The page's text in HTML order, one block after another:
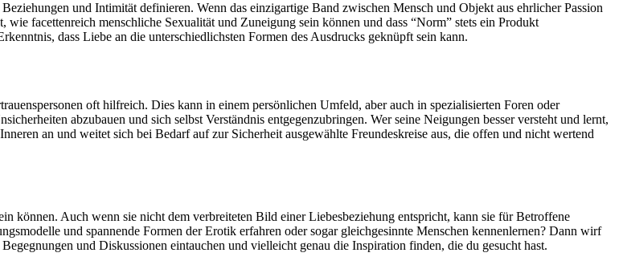
und Intimität definieren. Wenn das einzigartige Band zwischen Mensch und Objekt aus ehrlicher Passion
facettenreich menschliche Sexualität und Zuneigung sein können und dass “Norm” stets ein Produkt
dass Liebe an die unterschiedlichsten Formen des Ausdrucks geknüpft sein kann.
oft hilfreich. Dies kann in einem persönlichen Umfeld, aber auch in spezialisierten Foren oder
abzubauen und sich selbst Verständnis entgegenzubringen. Wer seine Neigungen besser versteht und lernt,
an und weitet sich bei Bedarf auf zur Sicherheit ausgewählte Freundeskreise aus, die offen und nicht wertend
können. Auch wenn sie nicht dem verbreiteten Bild einer Liebesbeziehung entspricht, kann sie für Betroffene
und spannende Formen der Erotik erfahren oder sogar gleichgesinnte Menschen kennenlernen? Dann wirf
und Diskussionen eintauchen und vielleicht genau die Inspiration finden, die du gesucht hast.